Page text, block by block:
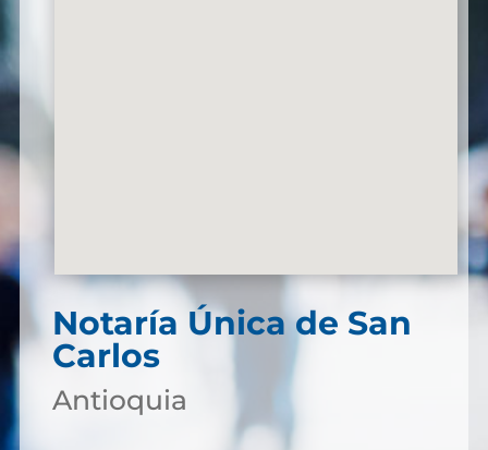
Notaría Única de San
Carlos
Antioquia